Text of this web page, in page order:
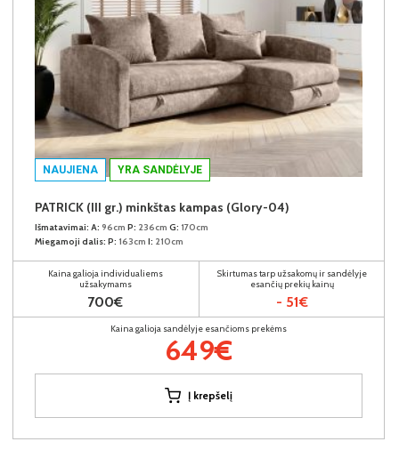
NAUJIENA YRA SANDĖLYJE
PATRICK (III gr.) minkštas kampas (Glory-04)
Išmatavimai: A: 96cm P: 236cm G: 170cm
Miegamoji dalis: P: 163cm I: 210cm
Kaina galioja individualiems
užsakymams
700€
Skirtumas tarp užsakomų ir sandėlyje
esančių prekių kainų
- 51€
Kaina galioja sandėlyje esančioms prekėms
649€
Į krepšelį